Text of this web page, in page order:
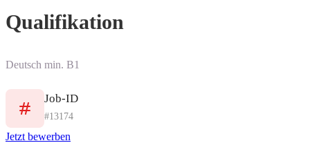
Qualifikation
Deutsch min. B1
Job-ID
#13174
Jetzt bewerben